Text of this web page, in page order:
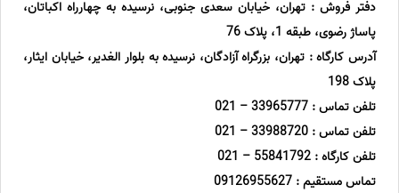
دفتر فروش : تهران، خیابان سعدی جنوبی، نرسیده به چهارراه اکباتان،
پاساژ رضوی، طبقه 1، پلاک 76
آدرس کارگاه : تهران، بزرگراه آزادگان، نرسیده به بلوار الغدیر، خیابان ایثار،
پلاک 198
تلفن تماس : 33965777 – 021
تلفن تماس : 33988720 – 021
تلفن کارگاه : 55841792 – 021
تماس مستقیم : 09126955627